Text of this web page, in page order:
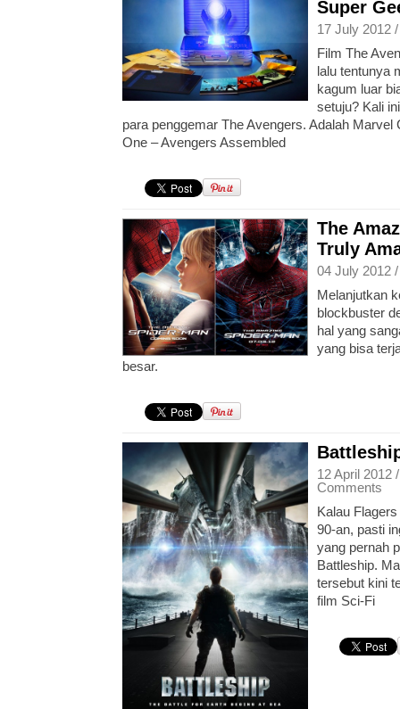
Super
17 July 2012
Film The
lalu tentunya
kagum luar
setuju? Kali
para penggemar The Avengers. Adalah
One – Avengers Assembled
The
Truly
04 July 2012
Melanjutkan
blockbuster
hal yang
yang bisa
besar.
12 April 2012
Comments
Kalau
90-an, pasti
yang pernah
Battleship.
tersebut kini
film Sci-Fi